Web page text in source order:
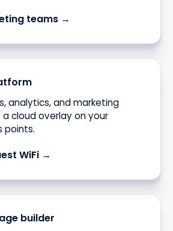
teams →
analytics, and marketing
cloud overlay on your
points.
WiFi →
builder